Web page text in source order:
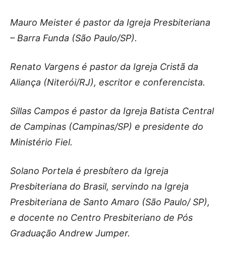
Mauro Meister é pastor da Igreja Presbiteriana
– Barra Funda (São Paulo/SP).
Renato Vargens é pastor da Igreja Cristã da
Aliança (Niterói/RJ), escritor e conferencista.
Sillas Campos é pastor da Igreja Batista Central
de Campinas (Campinas/SP) e presidente do
Ministério Fiel.
Solano Portela é presbítero da Igreja
Presbiteriana do Brasil, servindo na Igreja
Presbiteriana de Santo Amaro (São Paulo/ SP),
e docente no Centro Presbiteriano de Pós
Graduação Andrew Jumper.